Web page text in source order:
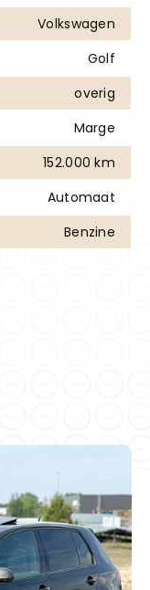
Volkswagen
Golf
overig
Marge
152.000 km
Automaat
Benzine